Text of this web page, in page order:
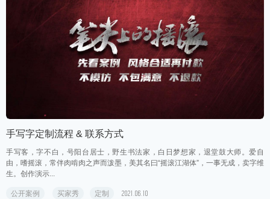
手写字定制流程 & 联系方式
手写客，字不白，号阳台居士，野生书法家，白日梦想家，退堂鼓大师。爱自
由，嗜摇滚，常伴肉啃肉之声而泼墨，美其名曰“摇滚江湖体”，一事无成，卖字维
生。创作演示...
公开案例 买家秀 定制 2021.06.10